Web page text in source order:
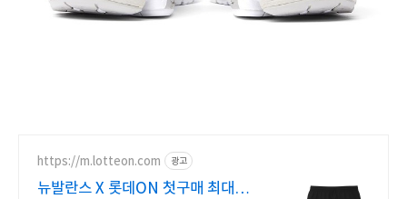
https://m.lotteon.com 광고
뉴발란스 X 롯데ON 첫구매 최대